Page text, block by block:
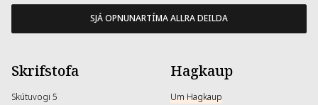
SJÁ OPNUNARTÍMA ALLRA DEILDA
Skrifstofa
Skútuvogi 5
Hagkaup
Um Hagkaup